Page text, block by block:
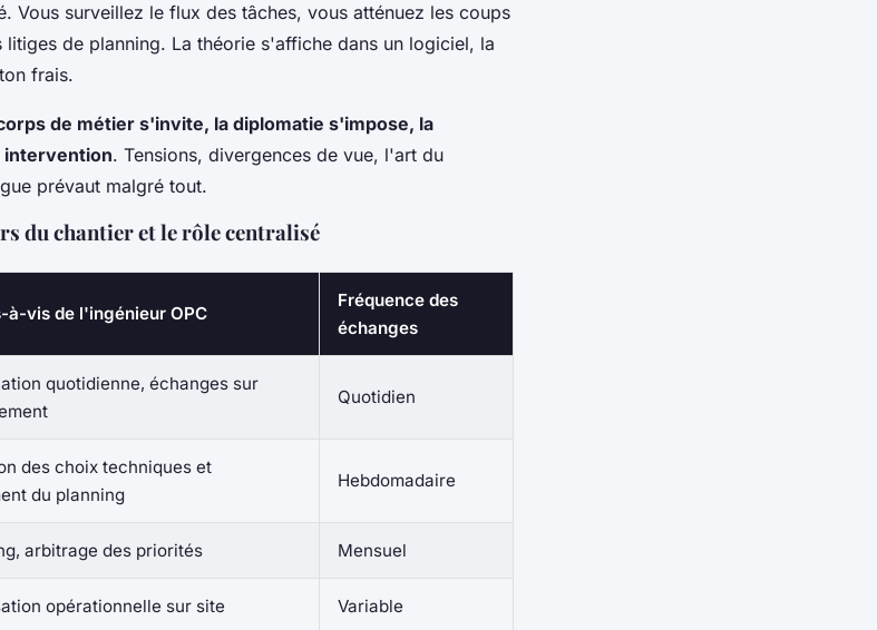
Vous surveillez le flux des tâches, vous atténuez les coups
de planning. La théorie s'affiche dans un logiciel, la
frais.
de métier s'invite, la diplomatie s'impose, la
intervention. Tensions, divergences de vue, l'art du
prévaut malgré tout.
du chantier et le rôle centralisé
à-vis de l'ingénieur OPC
Fréquence des
échanges
quotidienne, échanges sur
Quotidien
des choix techniques et
du planning
Hebdomadaire
arbitrage des priorités Mensuel
opérationnelle sur site Variable